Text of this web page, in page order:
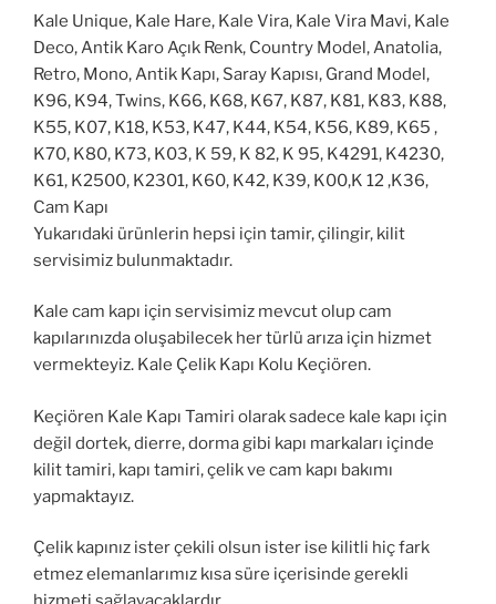
Kale Unique, Kale Hare, Kale Vira, Kale Vira Mavi, Kale
Deco, Antik Karo Açık Renk, Country Model, Anatolia,
Retro, Mono, Antik Kapı, Saray Kapısı, Grand Model,
K96, K94, Twins, K66, K68, K67, K87, K81, K83, K88,
K55, K07, K18, K53, K47, K44, K54, K56, K89, K65 ,
K70, K80, K73, K03, K 59, K 82, K 95, K4291, K4230,
K61, K2500, K2301, K60, K42, K39, K00,K 12 ,K36,
Cam Kapı
Yukarıdaki ürünlerin hepsi için tamir, çilingir, kilit
servisimiz bulunmaktadır.
Kale cam kapı için servisimiz mevcut olup cam
kapılarınızda oluşabilecek her türlü arıza için hizmet
vermekteyiz. Kale Çelik Kapı Kolu Keçiören.
Keçiören Kale Kapı Tamiri olarak sadece kale kapı için
değil dortek, dierre, dorma gibi kapı markaları içinde
kilit tamiri, kapı tamiri, çelik ve cam kapı bakımı
yapmaktayız.
Çelik kapınız ister çekili olsun ister ise kilitli hiç fark
etmez elemanlarımız kısa süre içerisinde gerekli